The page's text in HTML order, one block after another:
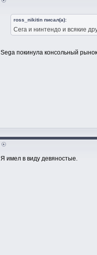
ross_nikitin писал(а):
Сега и нинтендо и всякие
Sega покинула консольный
Я имел в виду девяностые.